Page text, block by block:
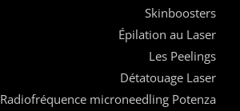
Skinboosters
Épilation au Laser
Les Peelings
Détatouage Laser
Radiofréquence microneedling Potenza